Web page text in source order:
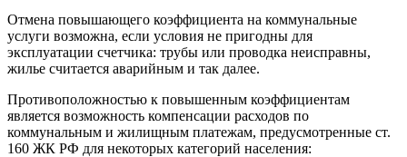
Отмена повышающего коэффициента на коммунальные
услуги возможна, если условия не пригодны для
эксплуатации счетчика: трубы или проводка неисправны,
жилье считается аварийным и так далее.
Противоположностью к повышенным коэффициентам
является возможность компенсации расходов по
коммунальным и жилищным платежам, предусмотренные ст.
160 ЖК РФ для некоторых категорий населения: